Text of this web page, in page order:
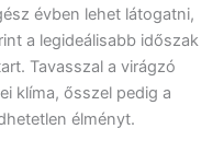
évben lehet látogatni,
a legideálisabb időszak
Tavasszal a virágzó
klíma, ősszel pedig a
élményt.